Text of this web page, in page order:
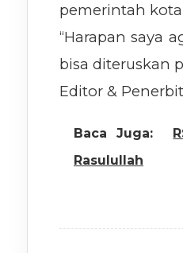
pemerintah
“Harapan saya
bisa diteruskan
Editor &
Baca Juga:
Rasulullah